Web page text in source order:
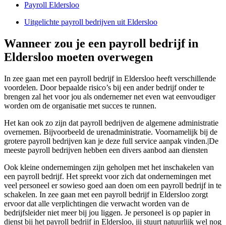
Payroll Eldersloo
Uitgelichte payroll bedrijven uit Eldersloo
Wanneer zou je een payroll bedrijf in
Eldersloo moeten overwegen
In zee gaan met een payroll bedrijf in Eldersloo heeft verschillende
voordelen. Door bepaalde risico’s bij een ander bedrijf onder te
brengen zal het voor jou als ondernemer net even wat eenvoudiger
worden om de organisatie met succes te runnen.
Het kan ook zo zijn dat payroll bedrijven de algemene administratie
overnemen. Bijvoorbeeld de urenadministratie. Voornamelijk bij de
grotere payroll bedrijven kan je deze full service aanpak vinden.|De
meeste payroll bedrijven hebben een divers aanbod aan diensten
Ook kleine ondernemingen zijn geholpen met het inschakelen van
een payroll bedrijf. Het spreekt voor zich dat ondernemingen met
veel personeel er sowieso goed aan doen om een payroll bedrijf in te
schakelen. In zee gaan met een payroll bedrijf in Eldersloo zorgt
ervoor dat alle verplichtingen die verwacht worden van de
bedrijfsleider niet meer bij jou liggen. Je personeel is op papier in
dienst bij het payroll bedrijf in Eldersloo, jij stuurt natuurlijk wel nog